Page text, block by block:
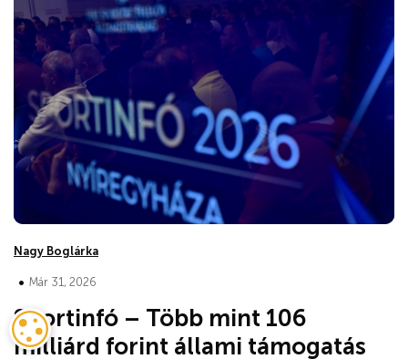
Nagy Boglárka
• Már 31, 2026
Sportinfó – Több mint 106
milliárd forint állami támogatás